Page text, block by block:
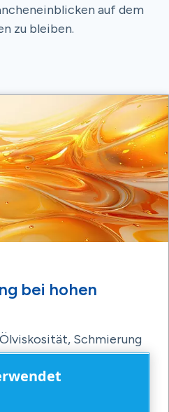
auf dem
zu bleiben.
bei hohen
Schmierung
auf die Leistung von
bei hohen
und wie Überhitzung